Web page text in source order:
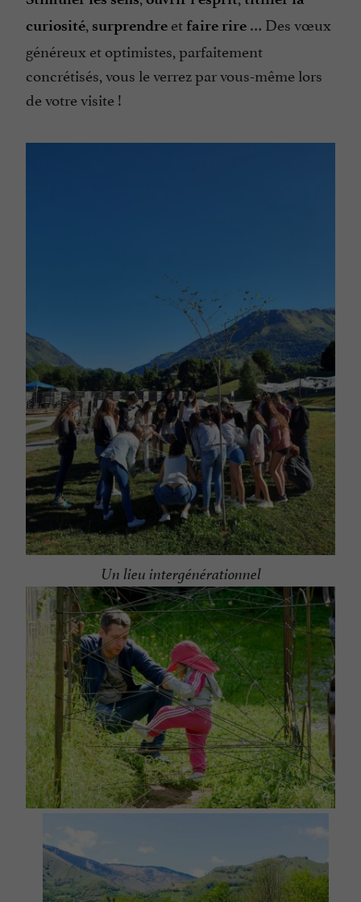
curiosité, surprendre et faire rire … Des vœux
généreux et optimistes, parfaitement
concrétisés, vous le verrez par vous-même lors
de votre visite !
Un lieu intergénérationnel